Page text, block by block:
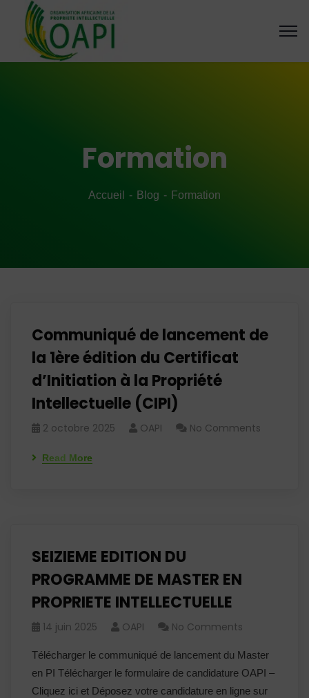
Formation
Accueil Blog Formation
Communiqué de lancement de
la 1ère édition du Certificat
d’Initiation à la Propriété
Intellectuelle (CIPI)
2 octobre 2025 OAPI No Comments
Read More
SEIZIEME EDITION DU
PROGRAMME DE MASTER EN
PROPRIETE INTELLECTUELLE
14 juin 2025 OAPI No Comments
Télécharger le communiqué de lancement du Master
en PI Télécharger le formulaire de candidature OAPI –
Cliquez ici et Déposez votre candidature en ligne sur